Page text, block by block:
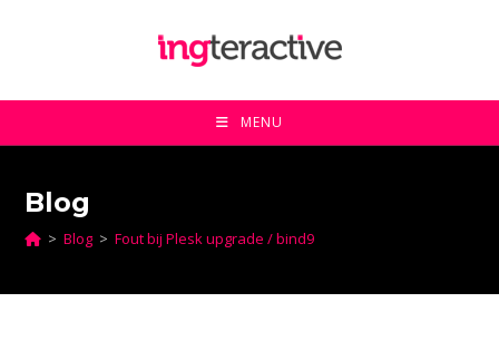
MENU
Blog
> Blog > Fout bij Plesk upgrade / bind9